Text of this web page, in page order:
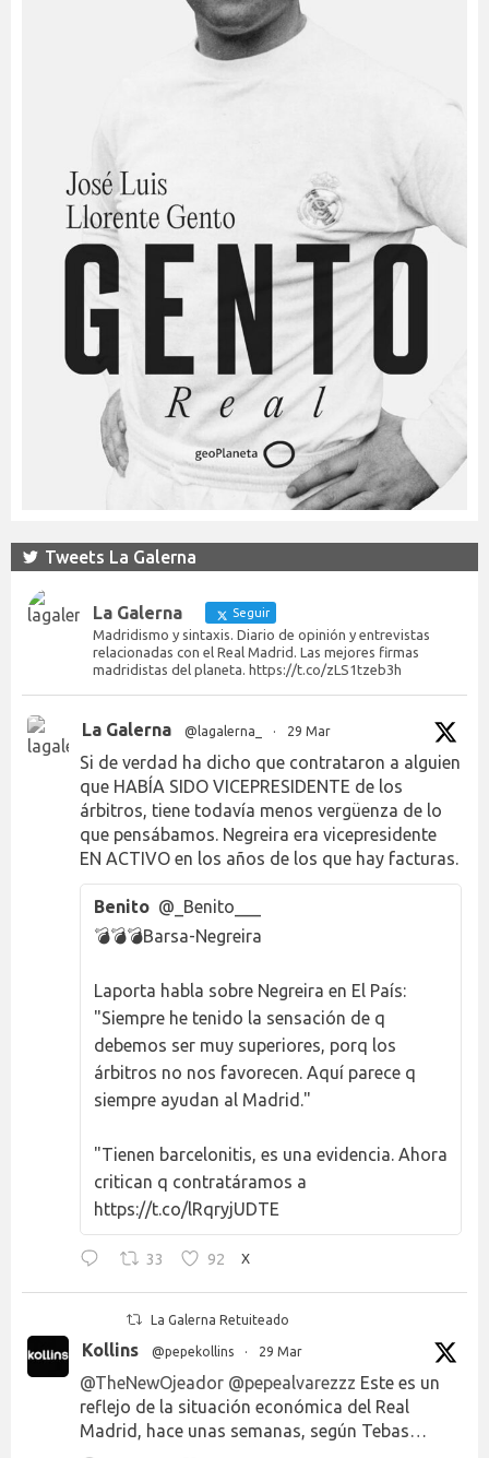
Tweets La Galerna
La Galerna Seguir
Madridismo y sintaxis. Diario de opinión y entrevistas
relacionadas con el Real Madrid. Las mejores firmas
madridistas del planeta. https://t.co/zLS1tzeb3h
La Galerna @lagalerna_ · 29 Mar
Si de verdad ha dicho que contrataron a alguien
que HABÍA SIDO VICEPRESIDENTE de los
árbitros, tiene todavía menos vergüenza de lo
que pensábamos. Negreira era vicepresidente
EN ACTIVO en los años de los que hay facturas.
Benito @_Benito___
💣💣💣Barsa-Negreira
Laporta habla sobre Negreira en El País:
"Siempre he tenido la sensación de q
debemos ser muy superiores, porq los
árbitros no nos favorecen. Aquí parece q
siempre ayudan al Madrid."
"Tienen barcelonitis, es una evidencia. Ahora
critican q contratáramos a
https://t.co/lRqryjUDTE
33 92 X
La Galerna Retuiteado
Kollins @pepekollins · 29 Mar
@TheNewOjeador @pepealvarezzz Este es un
reflejo de la situación económica del Real
Madrid, hace unas semanas, según Tebas…